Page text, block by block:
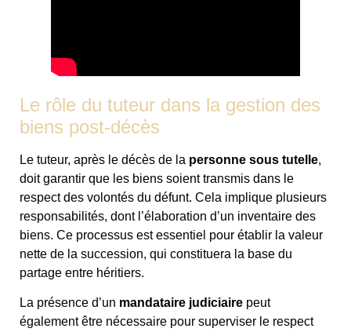
Le rôle du tuteur dans la gestion des
biens post-décès
Le tuteur, après le décès de la personne sous tutelle,
doit garantir que les biens soient transmis dans le
respect des volontés du défunt. Cela implique plusieurs
responsabilités, dont l’élaboration d’un inventaire des
biens. Ce processus est essentiel pour établir la valeur
nette de la succession, qui constituera la base du
partage entre héritiers.
La présence d’un mandataire judiciaire peut
également être nécessaire pour superviser le respect